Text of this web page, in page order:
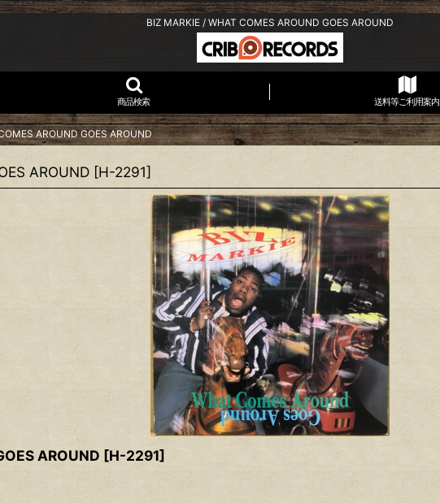
BIZ MARKIE / WHAT COMES AROUND GOES AROUND
商品検索 送料等ご利用案内
AROUND GOES AROUND
AROUND [H-2291]
AROUND [H-2291]